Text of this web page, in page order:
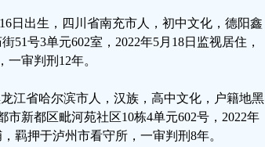
日出生，四川省南充市人，初中文化，德阳鑫
号3单元602室，2022年5月18日监视居住，
审判刑12年。
江省哈尔滨市人，汉族，高中文化，户籍地黑
新都区毗河苑社区10栋4单元602号，2022年
羁押于泸州市看守所，一审判刑8年。